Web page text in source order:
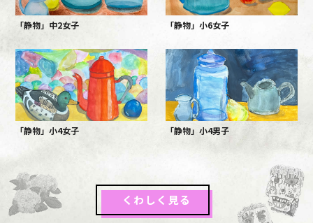
「静物」中2女子 「静物」小6女子
「静物」小4女子 「静物」小4男子
くわしく見る